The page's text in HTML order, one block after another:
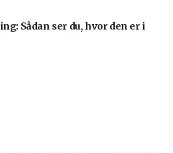
Sådan ser du, hvor den er i